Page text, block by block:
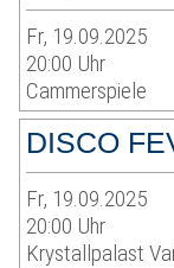
Fr, 19.09.2025
20:00 Uhr
Cammerspiele
DISCO
Fr, 19.09.2025
20:00 Uhr
Krystallpalast